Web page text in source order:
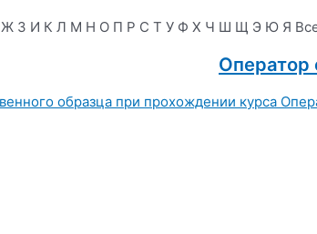
Ж З И К Л М Н О П Р С Т У Ф Х Ч Ш Щ Э Ю Я
Оператор